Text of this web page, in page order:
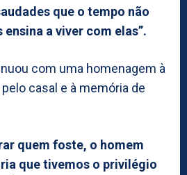
que o tempo não
ensina a viver com elas”.
com uma homenagem à
casal e à memória de
quem foste, o homem
que tivemos o privilégio